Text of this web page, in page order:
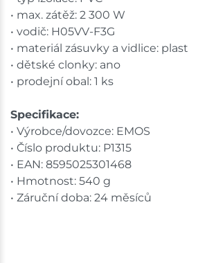
• max. zátěž: 2 300 W
• vodič: H05VV-F3G
• materiál zásuvky a vidlice: plast
• dětské clonky: ano
• prodejní obal: 1 ks
Specifikace:
• Výrobce/dovozce: EMOS
• Číslo produktu: P1315
• EAN: 8595025301468
• Hmotnost: 540 g
• Záruční doba: 24 měsíců